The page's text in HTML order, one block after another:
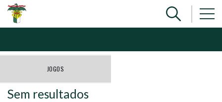
JOGOS
Sem resultados